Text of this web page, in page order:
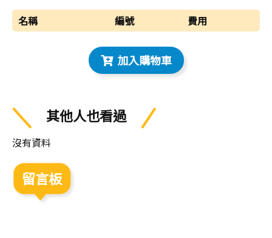
名稱 編號 費用
加入購物車
其他人也看過
沒有資料
留言板